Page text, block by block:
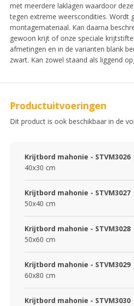
met meerdere laklagen waardoor
tegen extreme weerscondities. Wordt
montagemateriaal. Kan daarna
gewoon krijt of onze speciale
afmetingen en in de varianten blank
zwart. Kan zowel staand als liggend
Productuitvoeringen
Dit product is ook beschikbaar in de
Krijtbord mahonie - STVM3026
40x30 cm
Krijtbord mahonie - STVM3027
50x40 cm
Krijtbord mahonie - STVM3028
50x60 cm
Krijtbord mahonie - STVM3029
60x80 cm
Krijtbord mahonie - STVM3030